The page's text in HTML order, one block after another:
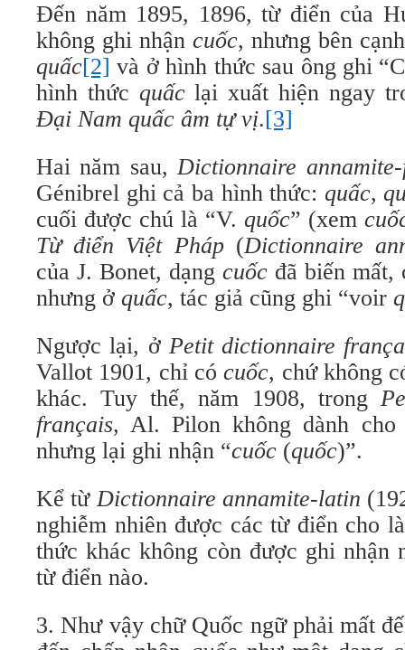
Đến năm 1895, 1896, từ điển của
không ghi nhận cuốc, nhưng bên
quấc[2] và ở hình thức sau ông ghi
hình thức quấclại xuất hiện ngay
Đại Nam quấc âm tự vị.[3]
Hai năm sau,Dictionnaire
Génibrel ghi cả ba hình thức: quấc,
cuối được chú là “V. quốc” (xem
Từ điển Việt Pháp(Dictionnaire
của J. Bonet, dạng cuốc đã biến
nhưng ở quấc, tác giả cũng ghi “voir
Ngược lại, ở Petit dictionnaire
Vallot 1901, chỉ cócuốc, chứ không
khác. Tuy thế, năm 1908, trong
français, Al. Pilon không dành
nhưng lại ghi nhận “cuốc (quốc)”.
Kể từDictionnaire annamite-latin
nghiễm nhiên được các từ điển cho
thức khác không còn được ghi nhận
từ điển nào.
3. Như vậy chữ Quốc ngữ phải mất